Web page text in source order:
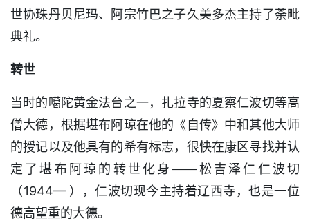
世协珠丹贝尼玛、阿宗竹巴之子久美多杰主持了荼毗
典礼。
转世
当时的噶陀黄金法台之一，扎拉寺的夏察仁波切等高
僧大德，根据堪布阿琼在他的《自传》中和其他大师
的授记以及他具有的希有标志，很快在康区寻找并认
定了堪布阿琼的转世化身——松吉泽仁仁波切
（1944— ），仁波切现今主持着辽西寺，也是一位
德高望重的大德。